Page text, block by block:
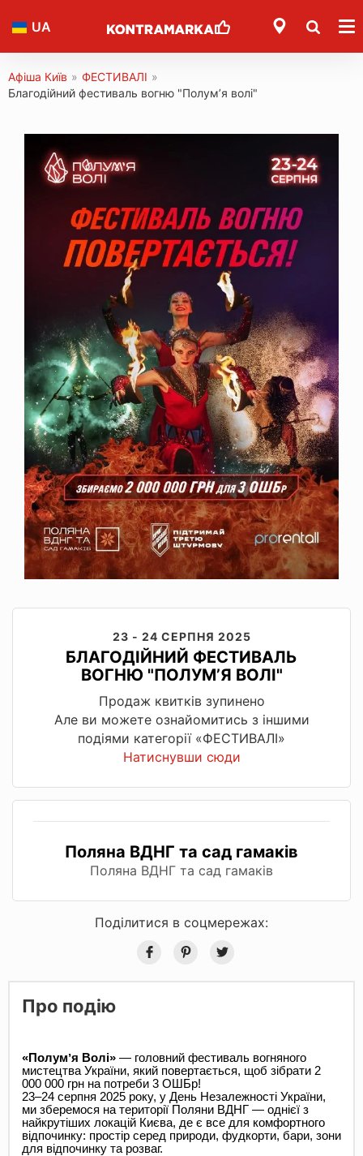
UA
Афіша Київ » ФЕСТИВАЛІ »
Благодійний фестиваль вогню "Полумʼя волі"
23 - 24 СЕРПНЯ 2025
БЛАГОДІЙНИЙ ФЕСТИВАЛЬ
ВОГНЮ "ПОЛУМʼЯ ВОЛІ"
Продаж квитків зупинено
Але ви можете ознайомитись з іншими
подіями категорії «ФЕСТИВАЛІ»
Натиснувши сюди
Поляна ВДНГ та сад гамаків
Поляна ВДНГ та сад гамаків
Поділитися в соцмережах:
Про подію
«Полумʼя Волі» — головний фестиваль вогняного
мистецтва України, який повертається, щоб зібрати 2
000 000 грн на потреби 3 ОШБр!
23–24 серпня 2025 року, у День Незалежності України,
ми зберемося на території Поляни ВДНГ — однієї з
найкрутіших локацій Києва, де є все для комфортного
відпочинку: простір серед природи, фудкорти, бари, зони
для відпочинку та розваг.